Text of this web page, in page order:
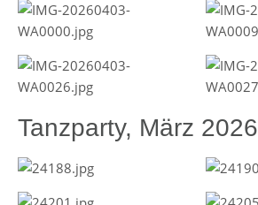
Tanzparty, März 2026